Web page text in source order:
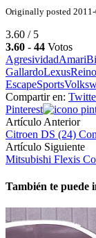
Originally posted
3.60 / 5
3.60 - 44 Votos
AgresividadAmari
GallardoLexus
EscapeSports
Compartir en:
Pinterest
Artículo Anterior
Citroen DS (24)
Artículo Siguiente
Mitsubishi Flexis
También te puede